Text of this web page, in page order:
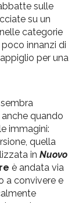
sulle
su un
categorie
innanzi di
per una
quando
immagini:
quella
in Nuovo
è andata via
a convivere e